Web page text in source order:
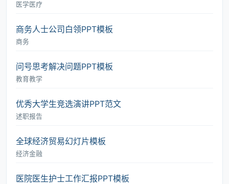
医学医疗
商务人士公司白领PPT模板
商务
问号思考解决问题PPT模板
教育教学
优秀大学生竞选演讲PPT范文
述职报告
全球经济贸易幻灯片模板
经济金融
医院医生护士工作汇报PPT模板